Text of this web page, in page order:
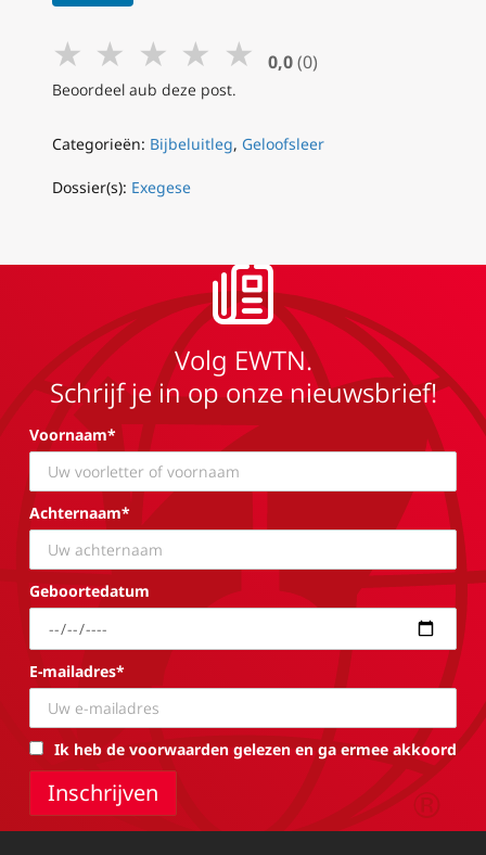
★ ★ ★ ★ ★ 0,0 (0)
Beoordeel aub deze post.
Categorieën: Bijbeluitleg, Geloofsleer
Dossier(s): Exegese
Volg EWTN.
Schrijf je in op onze nieuwsbrief!
Voornaam*
Achternaam*
Geboortedatum
E-mailadres*
Ik heb de voorwaarden gelezen en ga ermee akkoord